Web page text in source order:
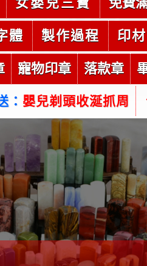
體 製作過程 印
寵物印章 落款章
： 嬰兒剃頭收涎抓周